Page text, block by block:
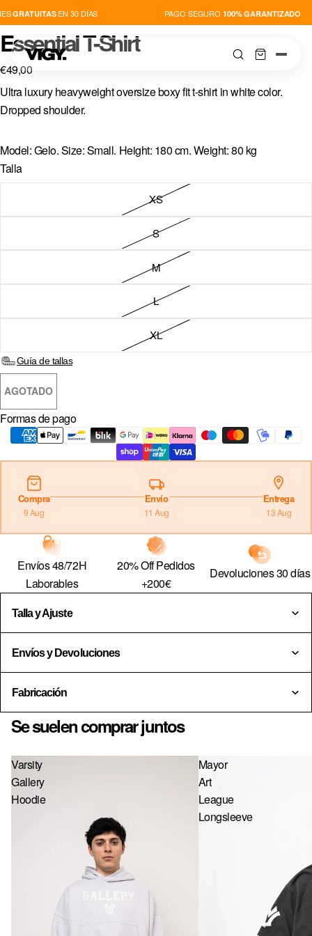
GRATUITASEN 30 DÍAS PAGO SEGURO100% GARANTIZADO
THIS IS VIGY
COUNTRY & CURRENCY
DE · € — ALEMANIA
AT · € — AUSTRIA
BE · € — BÉLGICA
CZ · KČ — CHEQUIA
HR · € — CROACIA
DK · KR. — DINAMARCA
SK · € — ESLOVAQUIA
SI · € — ESLOVENIA
ES · € — ESPAÑA
FI · € — FINLANDIA
FR · € — FRANCIA
HU · FT — HUNGRÍA
IE · € — IRLANDA
IT · € — ITALIA
LV · € — LETONIA
LT · € — LITUANIA
LU · € — LUXEMBURGO
MC · € — MÓNACO
Essential T-Shirt
€49,00
Ultra luxury heavyweight oversize boxy fit t-shirt in white color.
Dropped shoulder.
Model: Gelo. Size: Small. Height: 180 cm. Weight: 80 kg
Talla
XS
S
M
L
XL
Guía de tallas
AGOTADO
Formas de pago
Compra
9 Aug
Envío
11 Aug
Entrega
13 Aug
Envíos 48/72H
Laborables
20% Off Pedidos
+200€
Devoluciones 30 días
Talla y Ajuste
Envíos y Devoluciones
Fabricación
Se suelen comprar juntos
Varsity
Gallery
Hoodie
Mayor
Art
League
Longsleeve